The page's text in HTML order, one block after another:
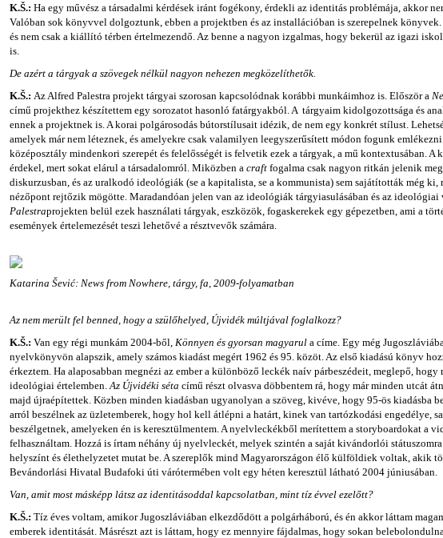
K.Š.: Ha egy művész a társadalmi kérdések iránt fogékony, érdekli az identitás problémája, akkor
Valóban sok könyvvel dolgoztunk, ebben a projektben és az installációban is szerepelnek könyvek.
és nem csak a kiállító térben értelmezendő. Az benne a nagyon izgalmas, hogy bekerül az igazi
is.
De azért a tárgyak a szövegek nélkül nagyon nehezen megközelíthetők.
K.Š.: Az Alfred Palestra projekt tárgyai szorosan kapcsolódnak korábbi munkáimhoz is. Először a
című projekthez készítettem egy sorozatot hasonló fatárgyakból. A tárgyaim kidolgozottsága és
ennek a projektnek is. A korai polgárosodás bútorstílusait idézik, de nem egy konkrét stílust.
amelyek már nem léteznek, és amelyekre csak valamilyen leegyszerűsített módon fogunk
középosztály mindenkori szerepét és felelősségét is felvetik ezek a tárgyak, a mű kontextusában. A
érdekel, mert sokat elárul a társadalomról. Miközben a craft fogalma csak nagyon ritkán jelenik
diskurzusban, és az uralkodó ideológiák (se a kapitalista, se a kommunista) sem sajátították még ki,
nézőpont rejtőzik mögötte. Maradandóan jelen van az ideológiák tárgyiasulásában és az
Palestraprojekten belül ezek használati tárgyak, eszközök, fogaskerekek egy gépezetben, ami a
események értelemezését teszi lehetővé a résztvevők számára.
Katarina Šević: News from Nowhere, tárgy, fa, 2009-folyamatban
Az nem merült fel benned, hogy a szülőhelyed, Újvidék múltjával foglalkozz?
K.Š.: Van egy régi munkám 2004-ből, Könnyen és gyorsan magyarul a címe. Egy még
nyelvkönyvön alapszik, amely számos kiadást megért 1962 és 95. közöt. Az első kiadású könyv
érkeztem. Ha alaposabban megnézi az ember a különböző leckék naív párbeszédeit, meglepő,
ideológiai értelemben. Az Újvidéki séta című részt olvasva döbbentem rá, hogy már minden utcát
majd újraépítettek. Közben minden kiadásban ugyanolyan a szöveg, kivéve, hogy 95-ös kiadásba
arról beszélnek az üzletemberek, hogy hol kell átlépni a határt, kinek van tartózkodási engedélye,
beszélgetnek, amelyeken én is keresztülmentem. A nyelvleckékből merítettem a storyboardokat a
felhasználtam. Hozzá is írtam néhány új nyelvleckét, melyek szintén a saját kivándorlói
helyszínt és élethelyzetet mutat be. A szereplők mind Magyarországon élő külföldiek voltak, akik
Bevándorlási Hivatal Budafoki úti várótermében volt egy héten keresztül látható 2004 júniusában.
Van, amit most másképp látsz az identitásoddal kapcsolatban, mint tíz évvel ezelőtt?
K.Š.: Tíz éves voltam, amikor Jugoszláviában elkezdődött a polgárháború, és én akkor láttam
emberek identitását. Másrészt azt is láttam, hogy ez mennyire fájdalmas, hogy sokan